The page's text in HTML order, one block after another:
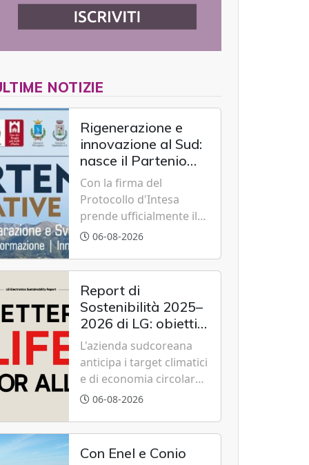
NOTIZIE
Rigenerazione e
innovazione al Sud:
nasce il Partenio
Creative Hub per il
rilancio del
territorio
Con la firma del
Protocollo d'Intesa
prende ufficialmente il
via il recupero dell'ex
modello di partenariato
pubblico-privato e a una
rete di partner strategici
d'eccellenza.
06-08-2026
Report di
Sostenibilità 2025–
2026 di LG: obiettivi
2030 raggiunti con
cinque anni
d'anticipo
L'azienda sudcoreana
anticipa i target climatici
e di economia circolare,
confermando
a innovazione,
accessibilità e
06-08-2026
Con Enel e Conio